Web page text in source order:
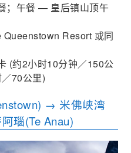
；午餐 — 皇后镇山顶午
Resort 或同
(约2小时10分钟／150公
70公里)
→ 米佛峡湾
瑙(Te Anau)